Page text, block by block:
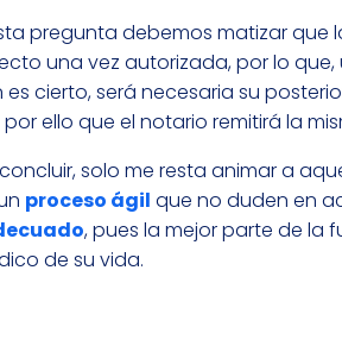
pregunta debemos matizar que
una vez autorizada, por lo
es cierto, será necesaria su
ello que el notario remitirá la
solo me resta animar a
proceso ágil que no duden en
, pues la mejor parte de la
de su vida.